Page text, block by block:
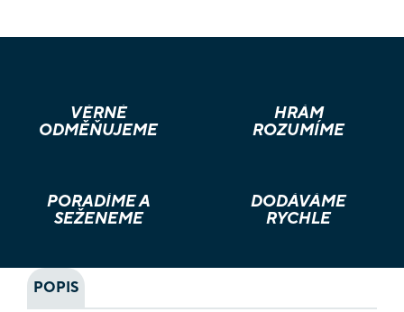
VĚRNÉ
ODMĚŇUJEME
HRÁM
ROZUMÍME
PORADÍME A
SEŽENEME
DODÁVÁME
RYCHLE
POPIS